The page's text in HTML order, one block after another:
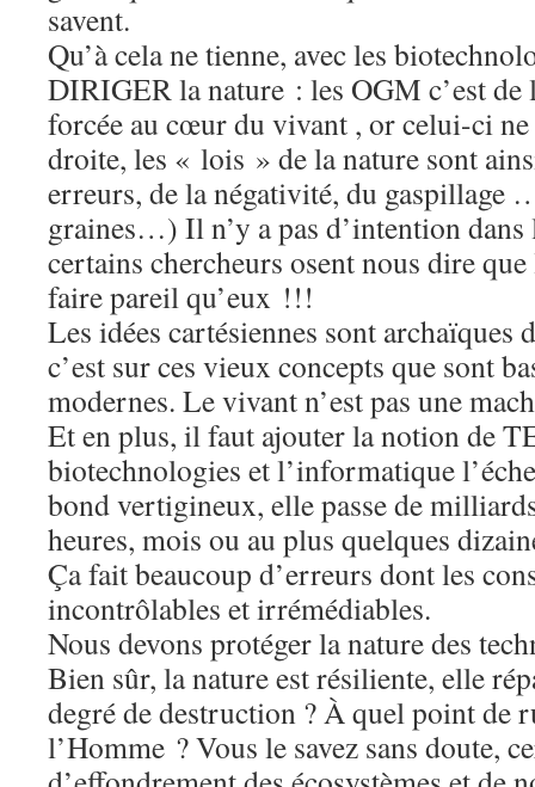
savent.
Qu’à cela ne tienne, avec les
DIRIGER la nature : les OGM c’est
forcée au cœur du vivant , or celui-ci
droite, les « lois » de la nature sont
erreurs, de la négativité, du gaspillage
graines…) Il n’y a pas d’intention
certains chercheurs osent nous dire
faire pareil qu’eux !!!
Les idées cartésiennes sont archaïques
c’est sur ces vieux concepts que sont
modernes. Le vivant n’est pas une
Et en plus, il faut ajouter la notion de
biotechnologies et l’informatique
bond vertigineux, elle passe de
heures, mois ou au plus quelques
Ça fait beaucoup d’erreurs dont les
incontrôlables et irrémédiables.
Nous devons protéger la nature des
Bien sûr, la nature est résiliente, elle
degré de destruction ? À quel point de
l’Homme ? Vous le savez sans doute,